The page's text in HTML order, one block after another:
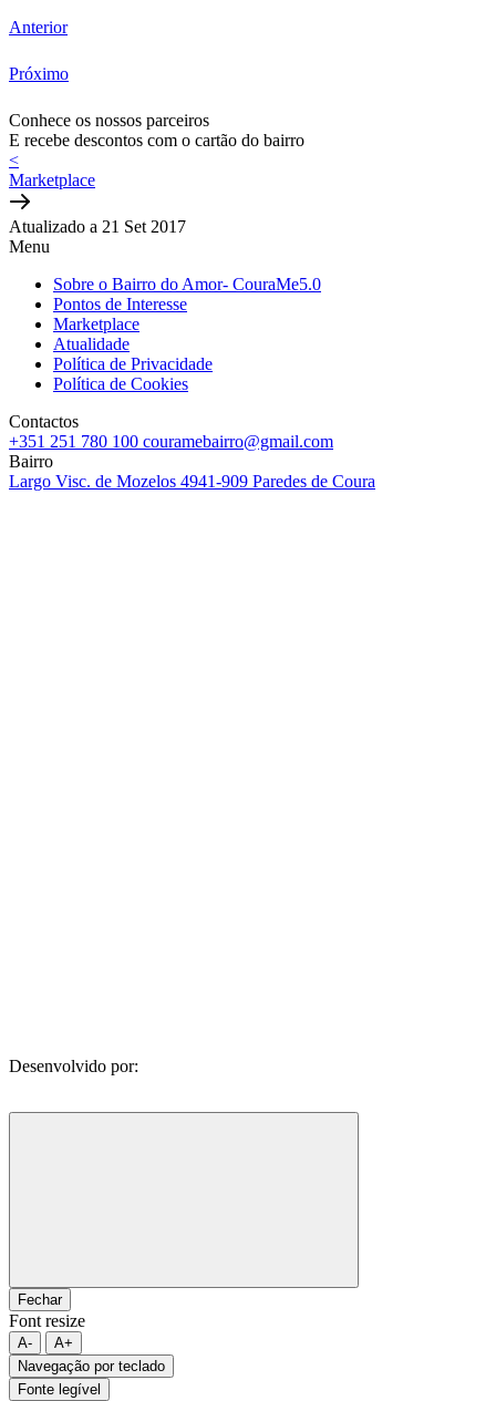
Anterior
Próximo
Conhece os nossos parceiros
E recebe descontos com o cartão do bairro
<
Marketplace
Atualizado a 21 Set 2017
Menu
Sobre o Bairro do Amor- CouraMe5.0
Pontos de Interesse
Marketplace
Atualidade
Política de Privacidade
Política de Cookies
Contactos
+351 251 780 100 couramebairro@gmail.com
Bairro
Largo Visc. de Mozelos 4941-909 Paredes de Coura
Desenvolvido por:
Fechar
Font resize
A-
A+
Navegação por teclado
Fonte legível